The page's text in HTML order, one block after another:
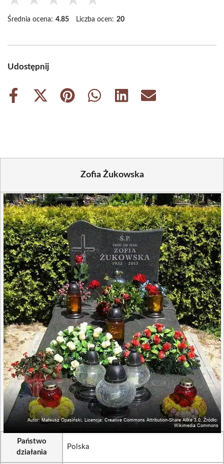
Średnia ocena: 4.85 Liczba ocen: 20
Udostępnij
Share
Share
Share
Share
Share
Share
Zofia Żukowska
Państwo
działania
Polska